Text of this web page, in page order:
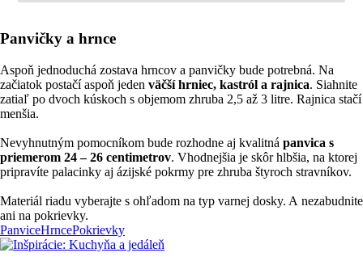
Panvičky a hrnce
Aspoň jednoduchá zostava hrncov a panvičky bude potrebná. Na
začiatok postačí aspoň jeden väčší hrniec, kastról a rajnica. Siahnite
zatiaľ po dvoch kúskoch s objemom zhruba 2,5 až 3 litre. Rajnica stačí
menšia.
Nevyhnutným pomocníkom bude rozhodne aj kvalitná panvica s
priemerom 24 –⁠ 26 centimetrov. Vhodnejšia je skôr hlbšia, na ktorej
pripravíte palacinky aj ázijské pokrmy pre zhruba štyroch stravníkov.
Materiál riadu vyberajte s ohľadom na typ varnej dosky. A nezabudnite
ani na pokrievky.
PanviceHrncePokrievky